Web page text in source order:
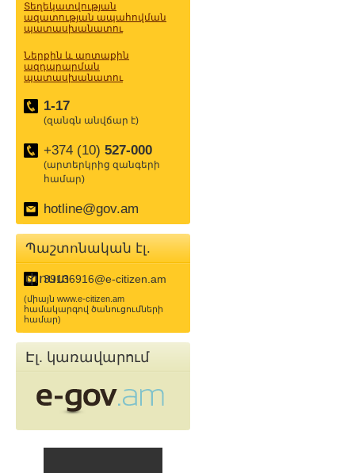
Տեղեկատվության
ազատության ապահովման
պատասխանատու
Ներքին և արտաքին
ազդարարման
պատասխանատու
1-17
(զանգն անվճար է)
+374 (10) 527-000
(արտերկրից զանգերի
համար)
hotline@gov.am
Պաշտոնական էլ.
փոստ
39136916@e-citizen.am
(միայն www.e-citizen.am
համակարգով ծանուցումների
համար)
Էլ. կառավարում